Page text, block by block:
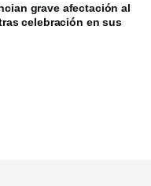
grave afectación al
celebración en sus